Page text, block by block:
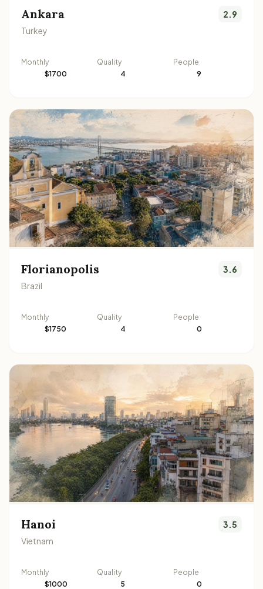
Ankara
Turkey
2.9
Monthly
$1700
Quality
4
People
9
Florianopolis
Brazil
3.6
Monthly
$1750
Quality
4
People
0
Hanoi
Vietnam
3.5
Monthly
$1000
Quality
5
People
0